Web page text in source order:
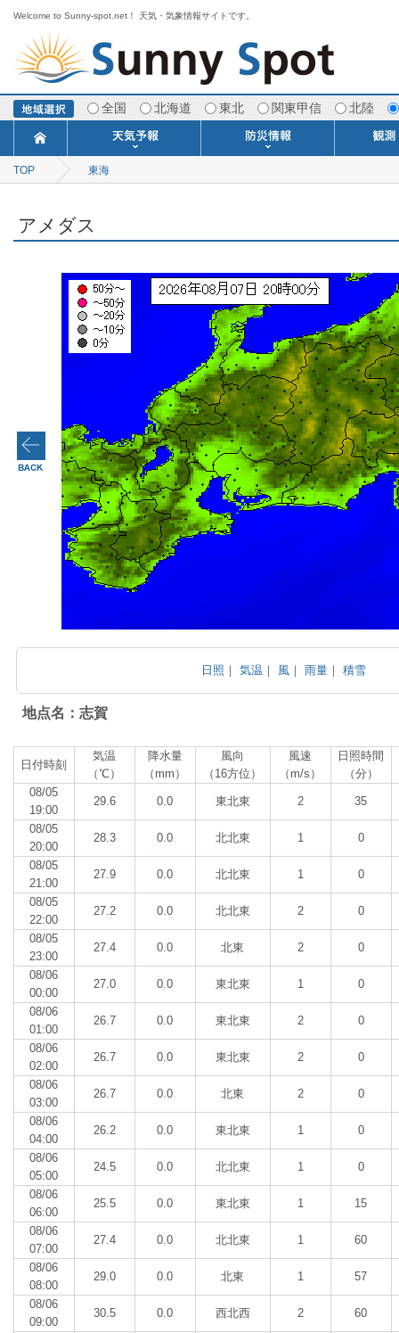
Welcome to Sunny-spot.net！ 天気・気象情報サイトです。
全国 北海道 東北 関東甲信 北陸
今日明日の天気
ポイント予報
週間天気予報
寒・暖候期予報
TOP 東海
アメダス
日照 ｜気温 ｜ 風 ｜雨量 ｜積雪
地点名：志賀
日付時刻
気温
（℃）
降水量
（mm）
風向
（16方位）
風速
（m/s）
日照時間
（分）
08/05
19:00
29.6 0.0 東北東 2 35
08/05
20:00
28.3 0.0 北北東 1 0
08/05
21:00
27.9 0.0 北北東 1 0
08/05
22:00
27.2 0.0 北北東 2 0
08/05
23:00
27.4 0.0 北東 2 0
08/06
00:00
27.0 0.0 東北東 1 0
08/06
01:00
26.7 0.0 東北東 2 0
08/06
02:00
26.7 0.0 東北東 2 0
08/06
03:00
26.7 0.0 北東 2 0
08/06
04:00
26.2 0.0 東北東 1 0
08/06
05:00
24.5 0.0 北北東 1 0
08/06
06:00
25.5 0.0 東北東 1 15
08/06
07:00
27.4 0.0 北北東 1 60
08/06
08:00
29.0 0.0 北東 1 57
08/06
09:00
30.5 0.0 西北西 2 60